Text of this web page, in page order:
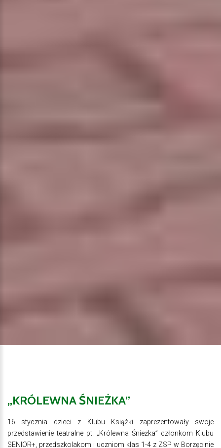
„KRÓLEWNA ŚNIEŻKA”
16 stycznia dzieci z Klubu Książki zaprezentowały swoje
przedstawienie teatralne pt. „Królewna Śnieżka” członkom Klubu
SENIOR+, przedszkolakom i uczniom klas 1-4 z ZSP w Borzęcinie